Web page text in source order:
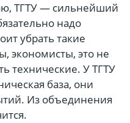
ТГТУ — сильнейший
надо
убрать такие
экономисты, это не
технические. У ТГТУ
база, они
Из объединения